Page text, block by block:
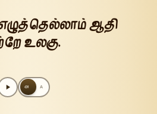
ஆதி
உலகு.
அ A